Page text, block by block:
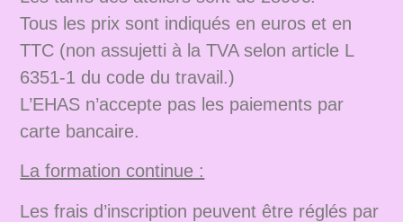
Tous les prix sont indiqués en euros et en
TTC (non assujetti à la TVA selon article L
6351-1 du code du travail.)
L’EHAS n’accepte pas les paiements par
carte bancaire.
La formation continue :
Les frais d’inscription peuvent être réglés par